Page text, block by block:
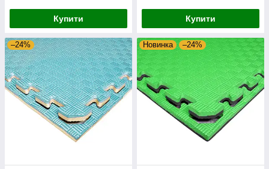
Купити Купити
–24% Новинка –24%